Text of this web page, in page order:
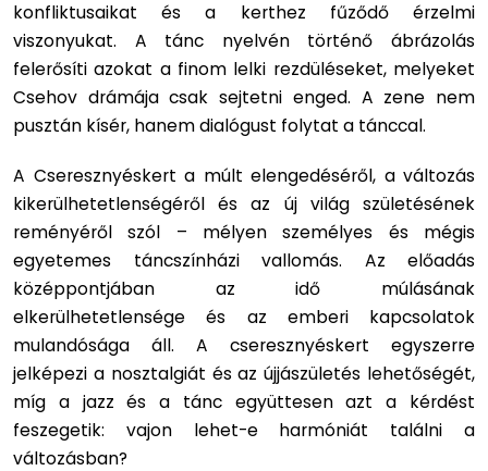
konfliktusaikat és a kerthez fűződő érzelmi
viszonyukat. A tánc nyelvén történő ábrázolás
felerősíti azokat a finom lelki rezdüléseket, melyeket
Csehov drámája csak sejtetni enged. A zene nem
pusztán kísér, hanem dialógust folytat a tánccal.
A Cseresznyéskert a múlt elengedéséről, a változás
kikerülhetetlenségéről és az új világ születésének
reményéről szól – mélyen személyes és mégis
egyetemes táncszínházi vallomás. Az előadás
középpontjában az idő múlásának
elkerülhetetlensége és az emberi kapcsolatok
mulandósága áll. A cseresznyéskert egyszerre
jelképezi a nosztalgiát és az újjászületés lehetőségét,
míg a jazz és a tánc együttesen azt a kérdést
feszegetik: vajon lehet-e harmóniát találni a
változásban?